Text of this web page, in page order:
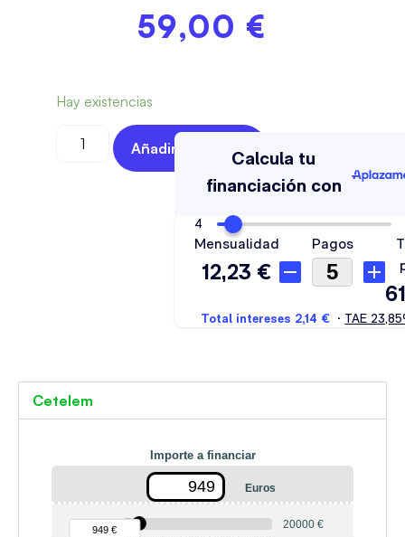
59,00 €
Hay existencias
Añadir Al Carrito
Cetelem
Importe a financiar
Euros
90 €
949 € 20000 €